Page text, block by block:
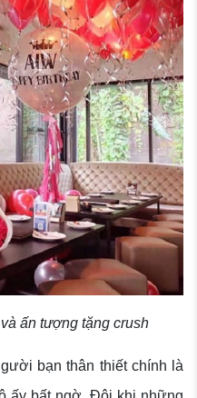
ấn tượng tặng crush
bạn thân thiết chính là